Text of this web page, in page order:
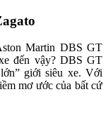
Martin DBS GT
đến vậy? DBS GT
giới siêu xe. Với
mơ ước của bất cứ